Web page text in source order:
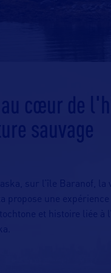
cœur de
sauvage
sur l’île Baranof, la
propose une expérience
et histoire liée à